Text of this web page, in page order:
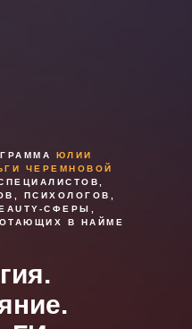
ЮЛИИ
ЧЕРЕМНОВОЙ
ПСИХОЛОГОВ,
СФЕРЫ,
В НАЙМЕ